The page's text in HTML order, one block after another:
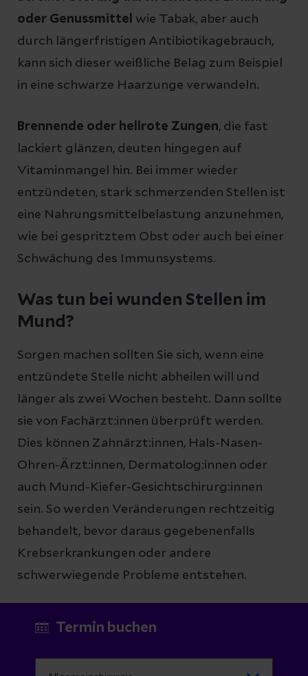
oder Genussmittel
wie Tabak, aber auch
durch längerfristigen Antibiotikagebrauch,
kann sich dieser weißliche Belag zum Beispiel
in eine schwarze Haarzunge verwandeln.
Brennende oder hellrote Zungen, die fast
lackiert glänzen, deuten hingegen auf
Vitaminmangel hin. Bei immer wieder
entzündeten, stark schmerzenden Stellen ist
eine Nahrungsmittelbelastung anzunehmen,
wie bei gespritztem Obst oder auch bei einer
Schwächung des Immunsystems.
Was tun bei wunden Stellen im
Mund?
Sorgen machen sollten Sie sich, wenn eine
entzündete Stelle nicht abheilen will und
länger als zwei Wochen besteht. Dann sollte
sie von Fachärzt:innen überprüft werden.
Dies können Zahnärzt:innen, Hals-Nasen-
Ohren-Ärzt:innen, Dermatolog:innen oder
auch Mund-Kiefer-Gesichtschirurg:innen
sein. So werden Veränderungen rechtzeitig
behandelt, bevor daraus gegebenenfalls
Krebserkrankungen oder andere
schwerwiegende Probleme entstehen.
Termin buchen